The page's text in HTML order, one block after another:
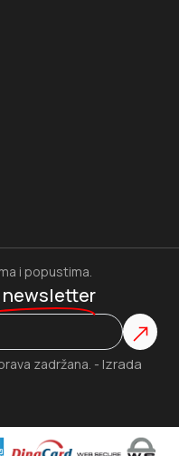
zadržana. - Izrada
i popustima.
newsletter